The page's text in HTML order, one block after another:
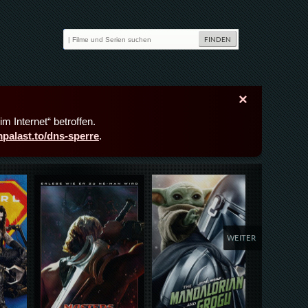
×
Internet“ betroffen.
dns-sperre.
Details,Play Details,Play
WEITER